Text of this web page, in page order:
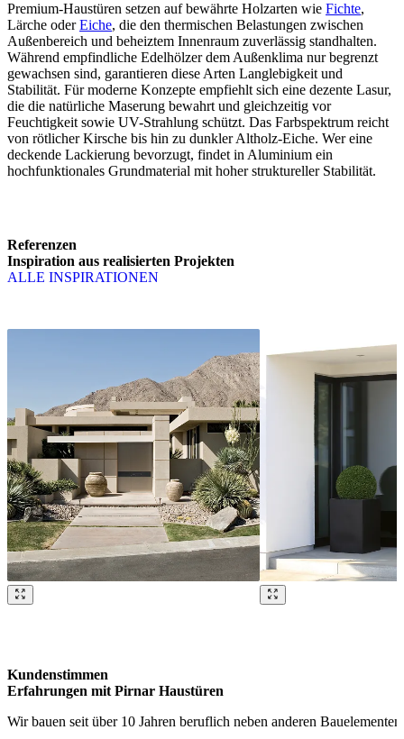
Premium-Haustüren setzen auf bewährte Holzarten wie Fichte,
Lärche oderEiche, die den thermischen Belastungen zwischen
Außenbereich und beheiztem Innenraum zuverlässig standhalten.
Während empfindliche Edelhölzer dem Außenklima nur begrenzt
gewachsen sind, garantieren diese Arten Langlebigkeit und
Stabilität. Für moderne Konzepte empfiehlt sich eine dezente Lasur,
die die natürliche Maserung bewahrt und gleichzeitig vor
Feuchtigkeit sowie UV-Strahlung schützt. Das Farbspektrum reicht
von rötlicher Kirsche bis hin zu dunkler Altholz-Eiche. Wer eine
deckende Lackierung bevorzugt, findet in Aluminium ein
hochfunktionales Grundmaterial mit hoher struktureller Stabilität.
Referenzen
Inspiration aus realisierten Projekten
ALLE INSPIRATIONEN
Kundenstimmen
Erfahrungen mit Pirnar Haustüren
Wir bauen seit über 10 Jahren beruflich neben anderen